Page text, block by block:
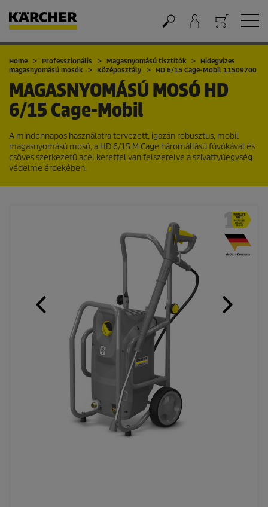
Kosár
Home Professzionális Magasnyomású tisztítók
Hidegvizes
magasnyomású mosók
Középosztály HD 6/15 Cage-Mobil 11509700
MAGASNYOMÁSÚ MOSÓHD
6/15 Cage-Mobil
A mindennapos használatra tervezett, igazán robusztus, mobil
magasnyomású mosó, a HD 6/15 M Cage háromállású fúvókával és
csöves szerkezetű acél kerettel van felszerelve a szivattyúegység
védelme érdekében.